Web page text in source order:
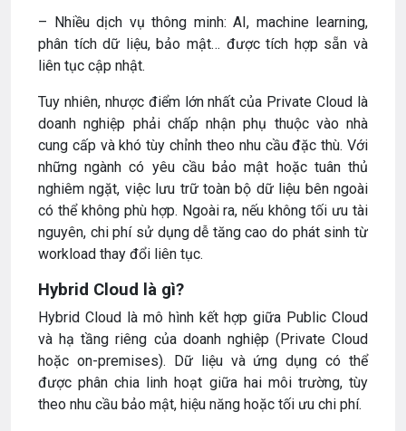
– Nhiều dịch vụ thông minh: AI, machine learning,
phân tích dữ liệu, bảo mật… được tích hợp sẵn và
liên tục cập nhật.
Tuy nhiên, nhược điểm lớn nhất của Private Cloud là
doanh nghiệp phải chấp nhận phụ thuộc vào nhà
cung cấp và khó tùy chỉnh theo nhu cầu đặc thù. Với
những ngành có yêu cầu bảo mật hoặc tuân thủ
nghiêm ngặt, việc lưu trữ toàn bộ dữ liệu bên ngoài
có thể không phù hợp. Ngoài ra, nếu không tối ưu tài
nguyên, chi phí sử dụng dễ tăng cao do phát sinh từ
workload thay đổi liên tục.
Hybrid Cloud là gì?
Hybrid Cloud là mô hình kết hợp giữa Public Cloud
và hạ tầng riêng của doanh nghiệp (Private Cloud
hoặc on-premises). Dữ liệu và ứng dụng có thể
được phân chia linh hoạt giữa hai môi trường, tùy
theo nhu cầu bảo mật, hiệu năng hoặc tối ưu chi phí.